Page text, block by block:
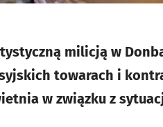
milicją w
towarach i
w związku z